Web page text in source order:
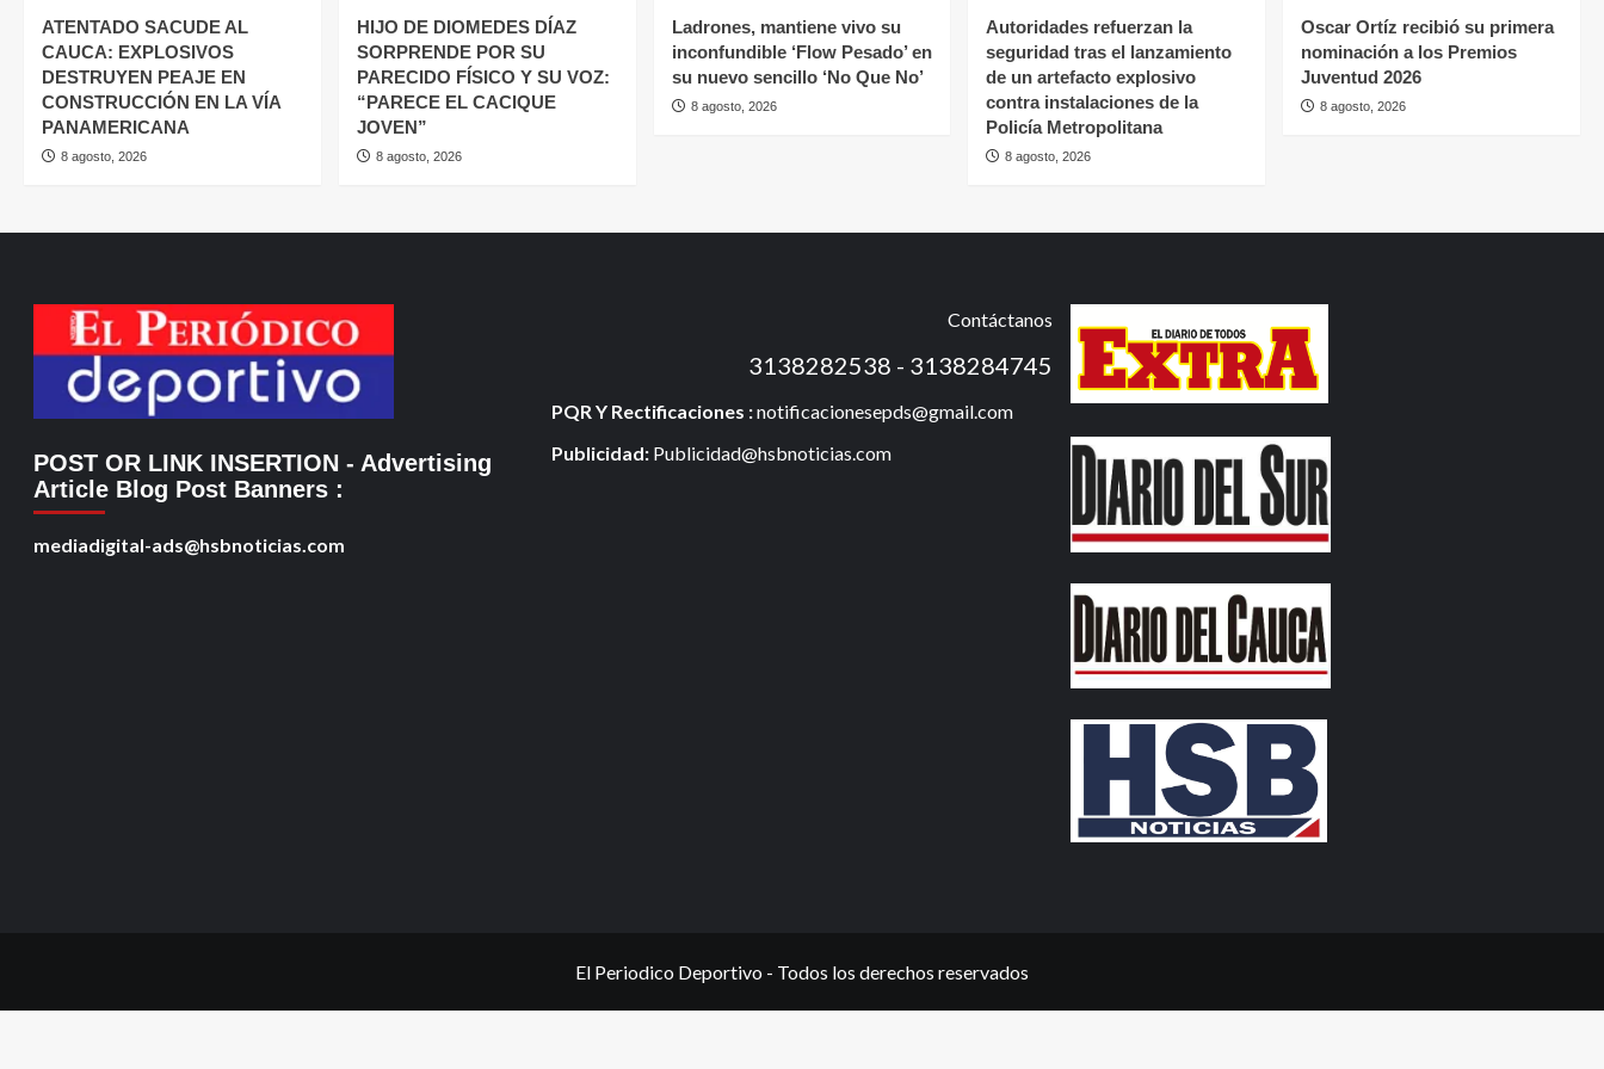
ATENTADO SACUDE AL
CAUCA: EXPLOSIVOS
DESTRUYEN PEAJE EN
CONSTRUCCIÓN EN LA VÍA
PANAMERICANA
8 agosto, 2026
HIJO DE DIOMEDES DÍAZ
SORPRENDE POR SU
PARECIDO FÍSICO Y SU VOZ:
“PARECE EL CACIQUE
JOVEN”
8 agosto, 2026
Ladrones, mantiene vivo su
inconfundible ‘Flow Pesado’ en
su nuevo sencillo ‘No Que No’
8 agosto, 2026
Autoridades refuerzan la
seguridad tras el lanzamiento
de un artefacto explosivo
contra instalaciones de la
Policía Metropolitana
8 agosto, 2026
Oscar Ortíz recibió su primera
nominación a los Premios
Juventud 2026
8 agosto, 2026
POST OR LINK INSERTION - Advertising
Article Blog Post Banners :
mediadigital-ads@hsbnoticias.com
Contáctanos
3138282538 - 3138284745
PQR Y Rectificaciones :notificacionesepds@gmail.com
Publicidad: Publicidad@hsbnoticias.com